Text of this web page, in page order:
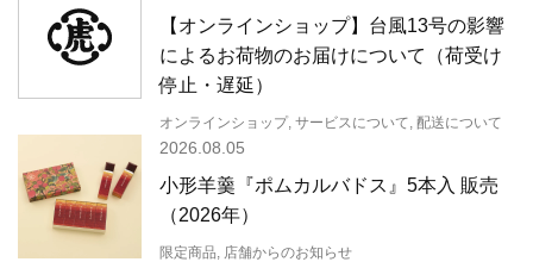
【オンラインショップ】台風13号の影響
によるお荷物のお届けについて（荷受け
停止・遅延）
オンラインショップ, サービスについて, 配送について
小形羊羹『ポムカルバドス』5本入 販売
（2026年）
2026.08.05
限定商品, 店舗からのお知らせ